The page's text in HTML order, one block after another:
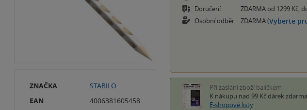
ZNAČKA
STABILO
EAN
4006381605458
Doručení
ZDARMA od 1299 Kč,
Osobní odběr
ZDARMA (Vyberte
Při zaslání zboží balíčkem
K nákupu nad 99 Kč dárek zdarma
E-shopové listy